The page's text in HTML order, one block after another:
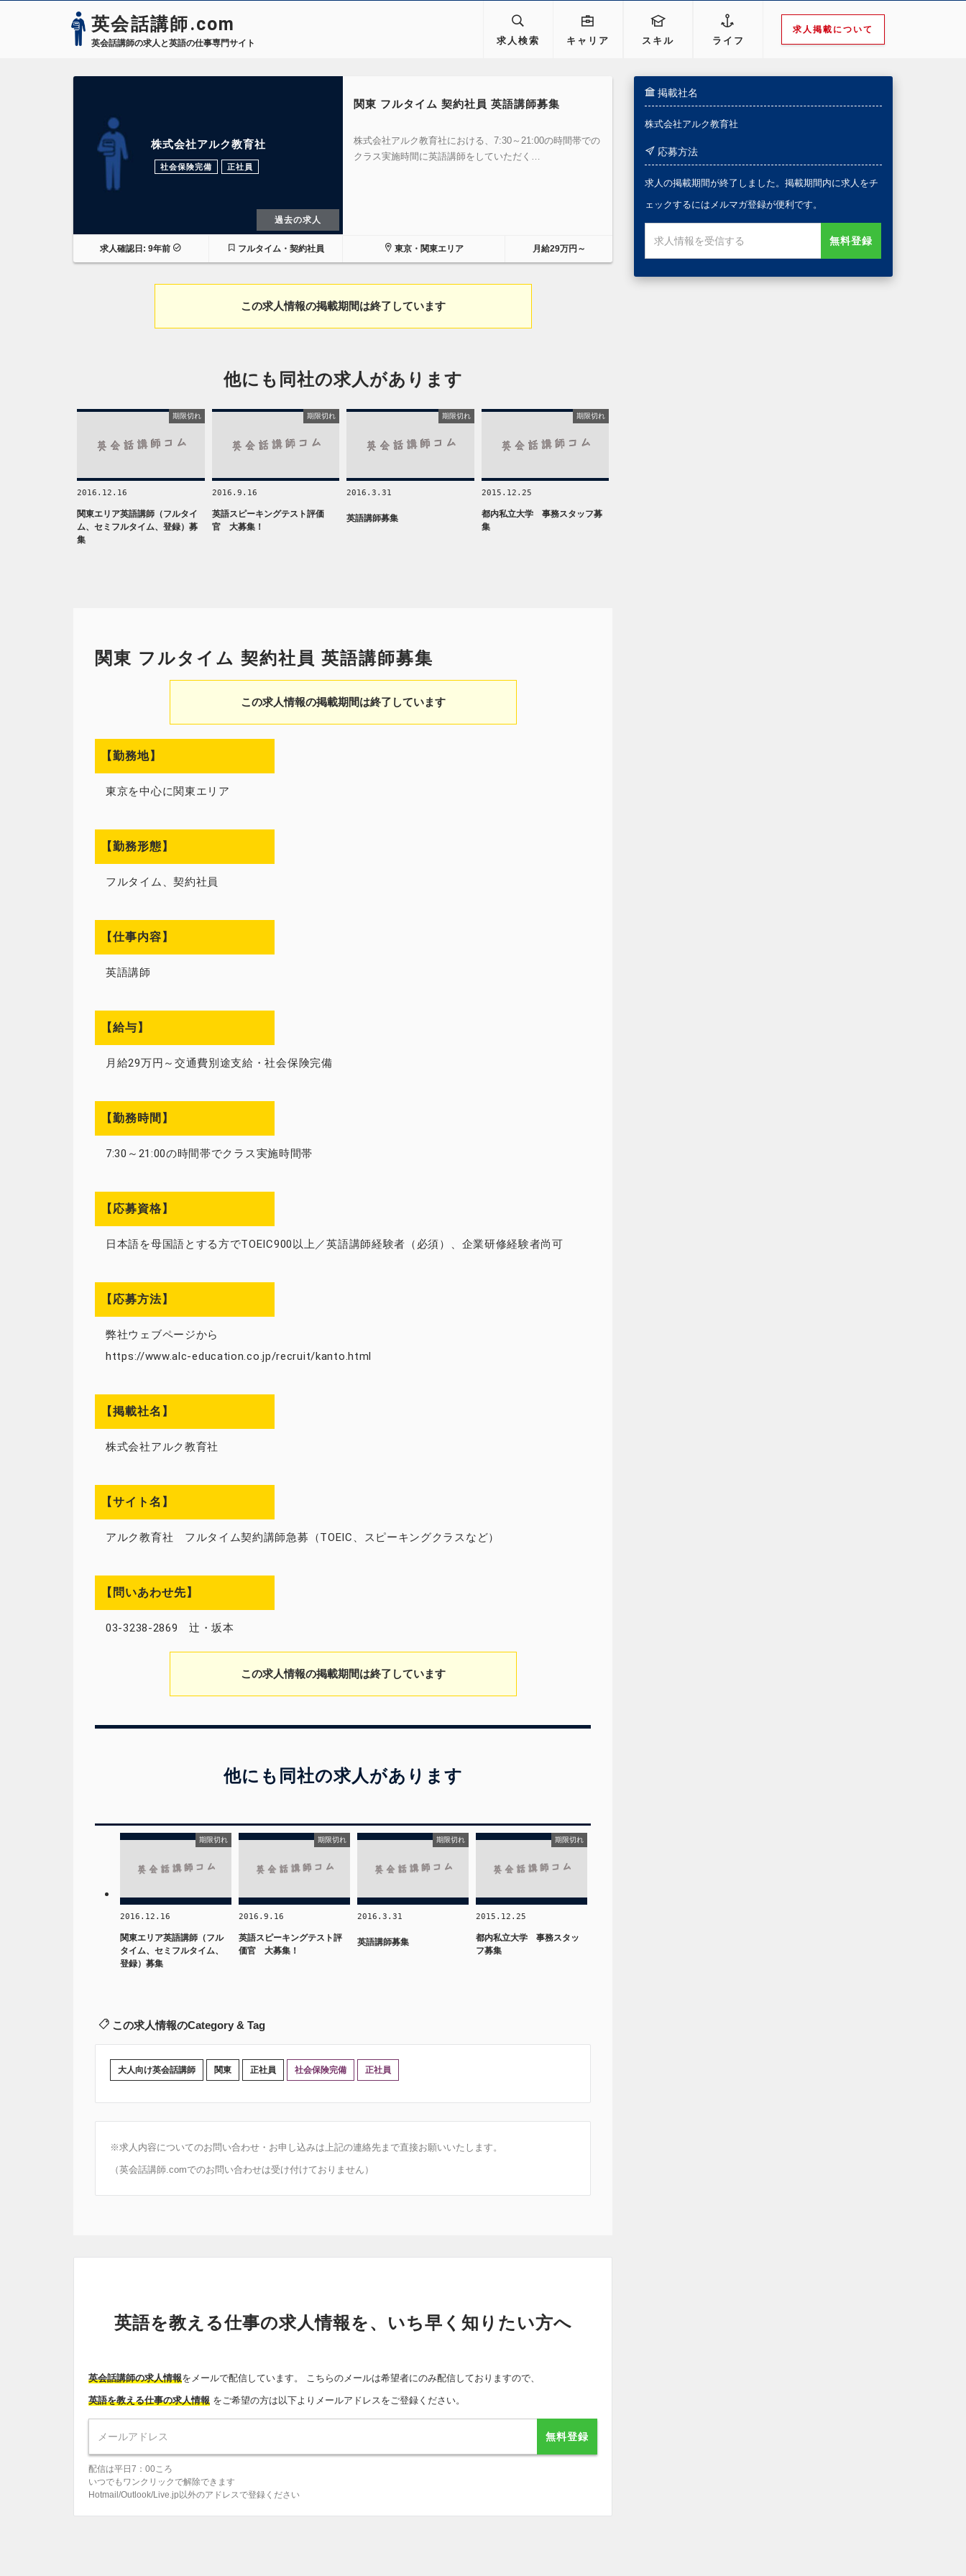
英会話講師.com
英会話講師の求人と英語の仕事専門サイト 求人検索 キャリア スキル ライフ
求人掲載について
株式会社アルク教育社
社会保険完備 正社員
過去の求人
関東 フルタイム 契約社員 英語講師募集
株式会社アルク教育社における、7:30～21:00の時間帯での
クラス実施時間に英語講師をしていただく…
求人確認日: 9年前 フルタイム・契約社員 東京・関東エリア 月給29万円～
この求人情報の掲載期間は終了しています
他にも同社の求人があります
期限切れ
2016.12.16
関東エリア英語講師（フルタイ
ム、セミフルタイム、登録）募
集
期限切れ
2016.9.16
英語スピーキングテスト評価
官 大募集！
期限切れ
2016.3.31
英語講師募集
期限切れ
2015.12.25
都内私立大学 事務スタッフ募
集
関東 フルタイム 契約社員 英語講師募集
この求人情報の掲載期間は終了しています
【勤務地】
東京を中心に関東エリア
【勤務形態】
フルタイム、契約社員
【仕事内容】
英語講師
【給与】
月給29万円～交通費別途支給・社会保険完備
【勤務時間】
7:30～21:00の時間帯でクラス実施時間帯
【応募資格】
日本語を母国語とする方でTOEIC900以上／英語講師経験者（必須）、企業研修経験者尚可
【応募方法】
弊社ウェブページから
https://www.alc-education.co.jp/recruit/kanto.html
【掲載社名】
株式会社アルク教育社
【サイト名】
アルク教育社 フルタイム契約講師急募（TOEIC、スピーキングクラスなど）
【問いあわせ先】
03-3238-2869 辻・坂本
この求人情報の掲載期間は終了しています
他にも同社の求人があります
期限切れ
2016.12.16
関東エリア英語講師（フル
タイム、セミフルタイム、
登録）募集
期限切れ
2016.9.16
英語スピーキングテスト評
価官 大募集！
期限切れ
2016.3.31
英語講師募集
期限切れ
2015.12.25
都内私立大学 事務スタッ
フ募集
この求人情報のCategory & Tag
大人向け英会話講師 関東 正社員 社会保険完備 正社員
※求人内容についてのお問い合わせ・お申し込みは上記の連絡先まで直接お願いいたします。
（英会話講師.comでのお問い合わせは受け付けておりません）
掲載社名
株式会社アルク教育社
応募方法
求人の掲載期間が終了しました。掲載期間内に求人をチ
ェックするにはメルマガ登録が便利です。
無料登録
英語を教える仕事の求人情報を、いち早く知りたい方へ
英会話講師の求人情報をメールで配信しています。 こちらのメールは希望者にのみ配信しておりますので、
英語を教える仕事の求人情報 をご希望の方は以下よりメールアドレスをご登録ください。
無料登録
配信は平日7：00ころ
いつでもワンクリックで解除できます
Hotmail/Outlook/Live.jp以外のアドレスで登録ください